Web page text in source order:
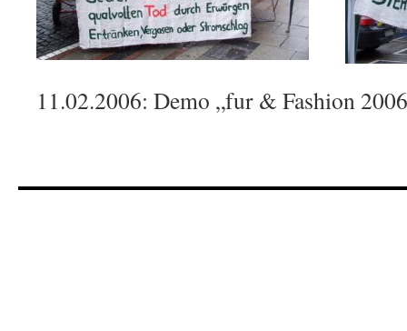
11.02.2006: Demo „fur & Fashion